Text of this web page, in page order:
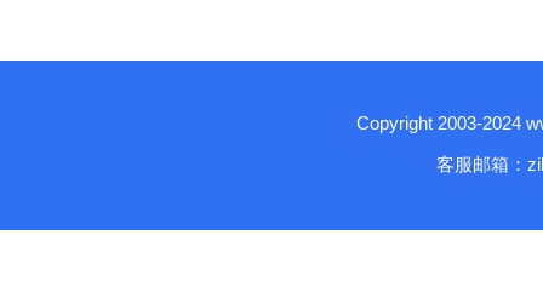
Copyright 2003-2024
客服邮箱：